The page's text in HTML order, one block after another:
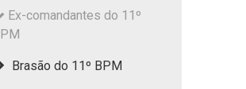
Ex-comandantes do 11º
Brasão do 11º BPM